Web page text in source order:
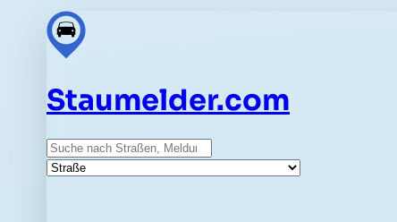
Staumelder.com
Suche
Straße